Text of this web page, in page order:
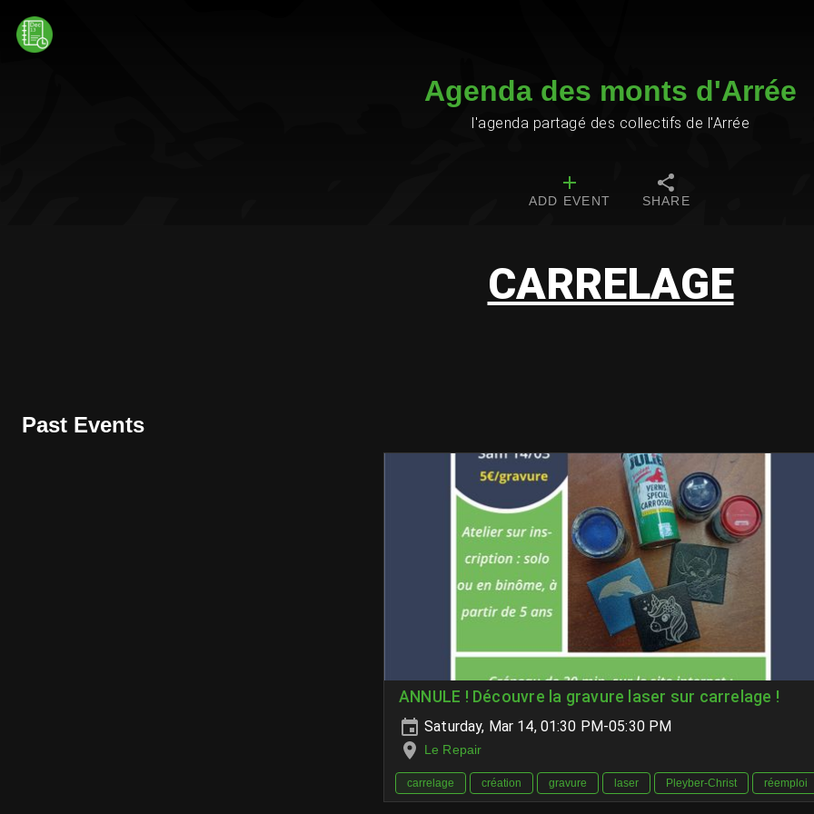
Agenda des monts d'Arrée
l'agenda partagé des collectifs de l'Arrée
ADD EVENT SHARE
CARRELAGE
Past Events
ANNULE ! Découvre la gravure laser sur carrelage !
Saturday, Mar 14, 01:30 PM-05:30 PM
Le Repair
carrelage création gravure laser Pleyber-Christ réemploi